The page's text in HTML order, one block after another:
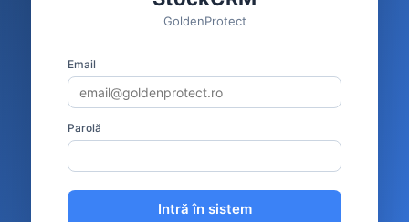
GoldenProtect
Email
Parolă
Intră în sistem